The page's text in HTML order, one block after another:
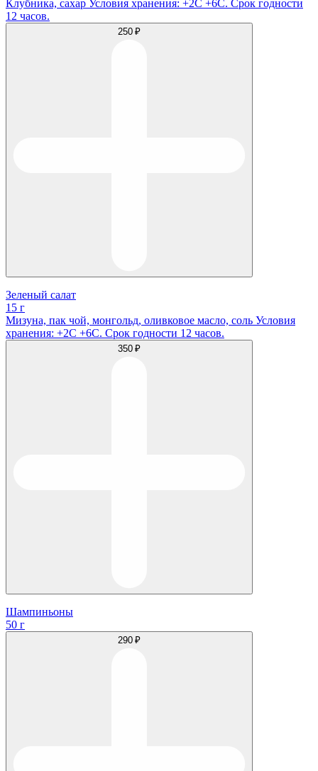
Клубника, сахар Условия хранения: +2С +6С. Срок годности
12 часов.
250 ₽
Зеленый салат
15 г
Мизуна, пак чой, монгольд, оливковое масло, соль Условия
хранения: +2С +6С. Срок годности 12 часов.
350 ₽
Шампиньоны
50 г
290 ₽